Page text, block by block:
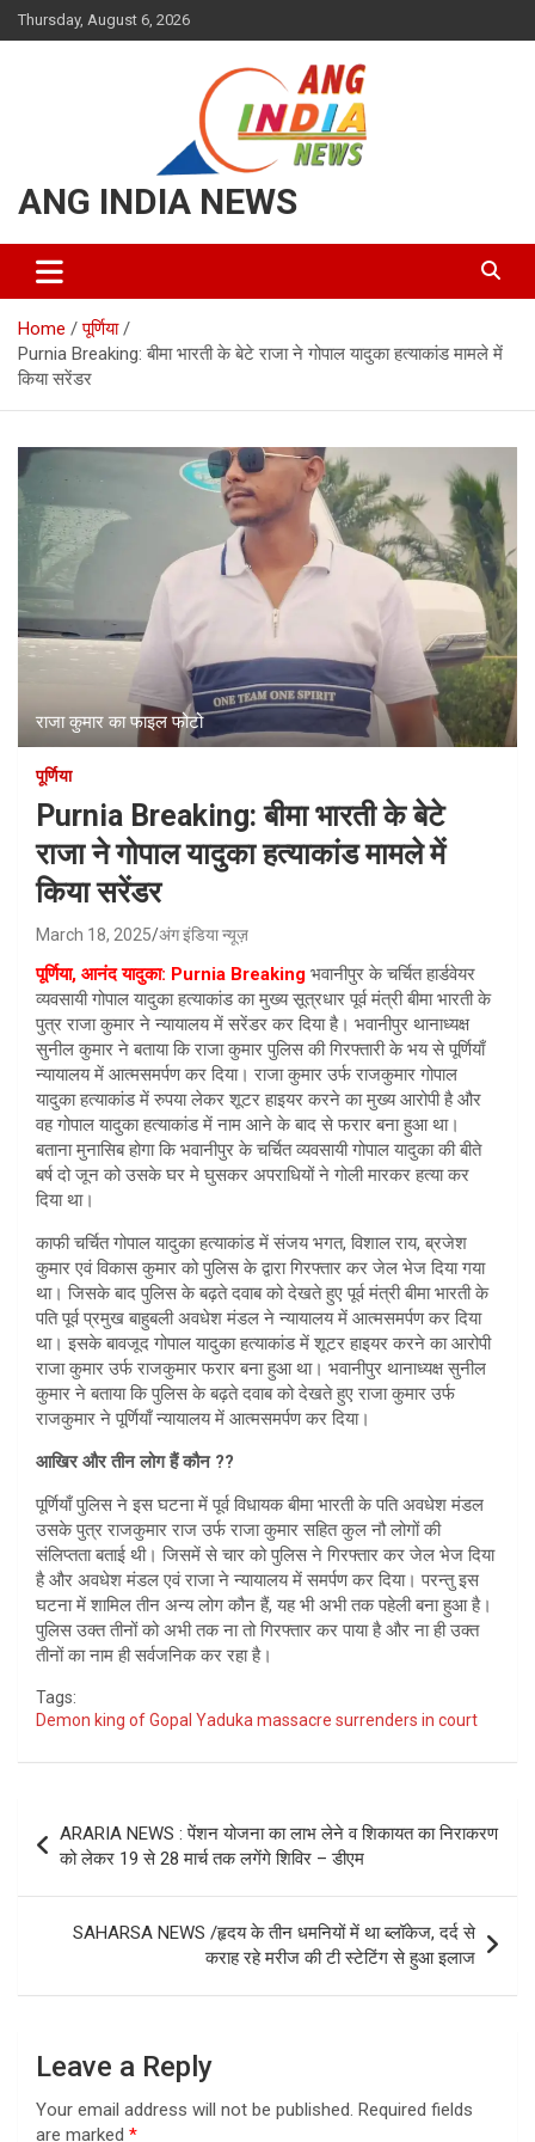
Skip
to
Thursday, August 6, 2026
ANG INDIA NEWS
Home
पूर्णिया
Purnia Breaking: बीमा भारती के बेटे राजा ने गोपाल यादुका हत्याकांड मामले में
किया सरेंडर
राजा कुमार का फाइल फोटो
पूर्णिया
Purnia Breaking: बीमा भारती के बेटे
राजा ने गोपाल यादुका हत्याकांड मामले में
किया सरेंडर
March 18, 2025 अंग इंडिया न्यूज़
पूर्णिया, आनंद यादुका: Purnia Breaking भवानीपुर के चर्चित हार्डवेयर
व्यवसायी गोपाल यादुका हत्याकांड का मुख्य सूत्रधार पूर्व मंत्री बीमा भारती के
पुत्र राजा कुमार ने न्यायालय में सरेंडर कर दिया है। भवानीपुर थानाध्यक्ष
सुनील कुमार ने बताया कि राजा कुमार पुलिस की गिरफ्तारी के भय से पूर्णियाँ
न्यायालय में आत्मसमर्पण कर दिया। राजा कुमार उर्फ राजकुमार गोपाल
यादुका हत्याकांड में रुपया लेकर शूटर हाइयर करने का मुख्य आरोपी है और
वह गोपाल यादुका हत्याकांड में नाम आने के बाद से फरार बना हुआ था।
बताना मुनासिब होगा कि भवानीपुर के चर्चित व्यवसायी गोपाल यादुका की बीते
बर्ष दो जून को उसके घर मे घुसकर अपराधियों ने गोली मारकर हत्या कर
दिया था।
काफी चर्चित गोपाल यादुका हत्याकांड में संजय भगत, विशाल राय, ब्रजेश
कुमार एवं विकास कुमार को पुलिस के द्वारा गिरफ्तार कर जेल भेज दिया गया
था। जिसके बाद पुलिस के बढ़ते दवाब को देखते हुए पूर्व मंत्री बीमा भारती के
पति पूर्व प्रमुख बाहुबली अवधेश मंडल ने न्यायालय में आत्मसमर्पण कर दिया
था। इसके बावजूद गोपाल यादुका हत्याकांड में शूटर हाइयर करने का आरोपी
राजा कुमार उर्फ राजकुमार फरार बना हुआ था। भवानीपुर थानाध्यक्ष सुनील
कुमार ने बताया कि पुलिस के बढ़ते दवाब को देखते हुए राजा कुमार उर्फ
राजकुमार ने पूर्णियाँ न्यायालय में आत्मसमर्पण कर दिया।
आखिर और तीन लोग हैं कौन ??
पूर्णियाँ पुलिस ने इस घटना में पूर्व विधायक बीमा भारती के पति अवधेश मंडल
उसके पुत्र राजकुमार राज उर्फ राजा कुमार सहित कुल नौ लोगों की
संलिप्तता बताई थी। जिसमें से चार को पुलिस ने गिरफ्तार कर जेल भेज दिया
है और अवधेश मंडल एवं राजा ने न्यायालय में समर्पण कर दिया। परन्तु इस
घटना में शामिल तीन अन्य लोग कौन हैं, यह भी अभी तक पहेली बना हुआ है।
पुलिस उक्त तीनों को अभी तक ना तो गिरफ्तार कर पाया है और ना ही उक्त
तीनों का नाम ही सर्वजनिक कर रहा है।
Tags:
Demon king of Gopal Yaduka massacre surrenders in court
navigation
ARARIA NEWS : पेंशन योजना का लाभ लेने व शिकायत का निराकरण
को लेकर 19 से 28 मार्च तक लगेंगे शिविर – डीएम
SAHARSA NEWS /हृदय के तीन धमनियों में था ब्लॉकेज, दर्द से
कराह रहे मरीज की टी स्टेटिंग से हुआ इलाज
Leave a Reply
Your email address will not be published. Required fields
are marked *